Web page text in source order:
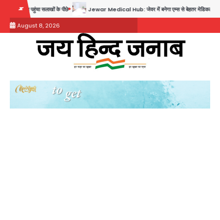
content
अब पहुंचा सलाखों के पीछे Jewar Medical Hub: जेवर में बनेगा एम्स से बेहतर मेडिकल हब, सीएम योगी
August 8, 2026